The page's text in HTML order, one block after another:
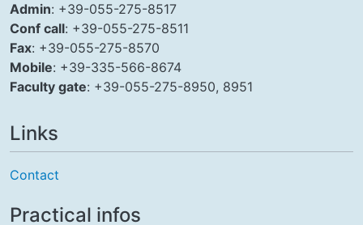
Admin: +39-055-275-8517
Conf call: +39-055-275-8511
Fax: +39-055-275-8570
Mobile: +39-335-566-8674
Faculty gate: +39-055-275-8950, 8951
Links
Contact
Practical infos